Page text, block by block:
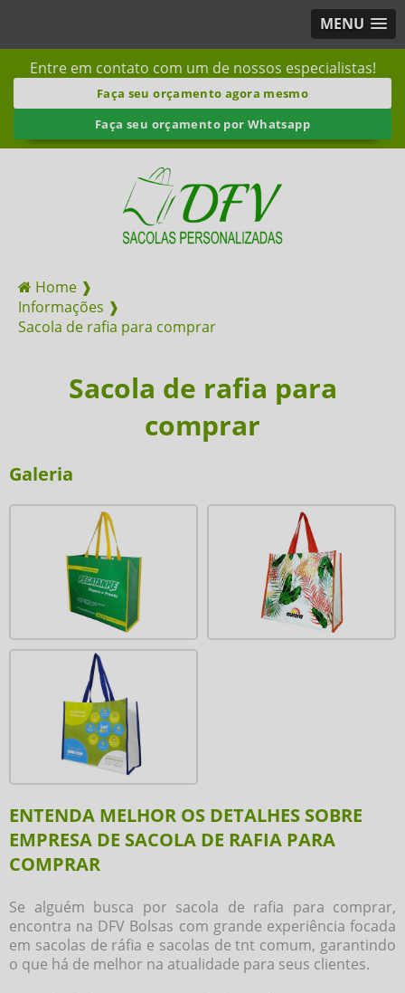
MENU
Entre em contato com um de nossos especialistas!
Faça seu orçamento agora mesmo
Faça seu orçamento por Whatsapp
Home ❱
Informações ❱
Sacola de rafia para comprar
Sacola de rafia para
comprar
Galeria
ENTENDA MELHOR OS DETALHES SOBRE
EMPRESA DE SACOLA DE RAFIA PARA
COMPRAR
Se alguém busca por sacola de rafia para comprar,
encontra na DFV Bolsas com grande experiência focada
em sacolas de ráfia e sacolas de tnt comum, garantindo
o que há de melhor na atualidade para seus clientes.